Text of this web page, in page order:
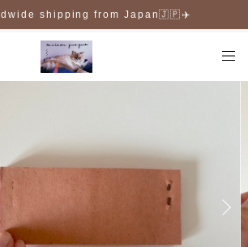
shipping from Japan🇯🇵✈️